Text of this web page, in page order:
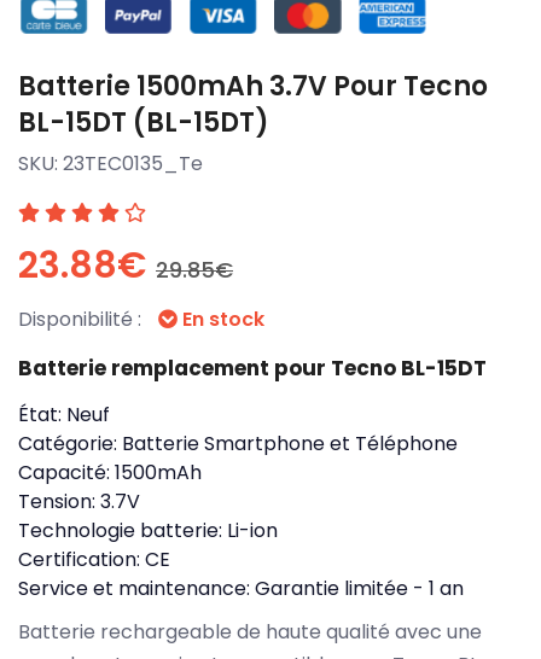
Batterie 1500mAh 3.7V Pour Tecno
BL-15DT (BL-15DT)
SKU: 23TEC0135_Te
23.88€ 29.85€
Disponibilité : En stock
Batterie remplacement pour Tecno BL-15DT
État: Neuf
Catégorie: Batterie Smartphone et Téléphone
Capacité: 1500mAh
Tension: 3.7V
Technologie batterie: Li-ion
Certification: CE
Service et maintenance: Garantie limitée - 1 an
Batterie rechargeable de haute qualité avec une